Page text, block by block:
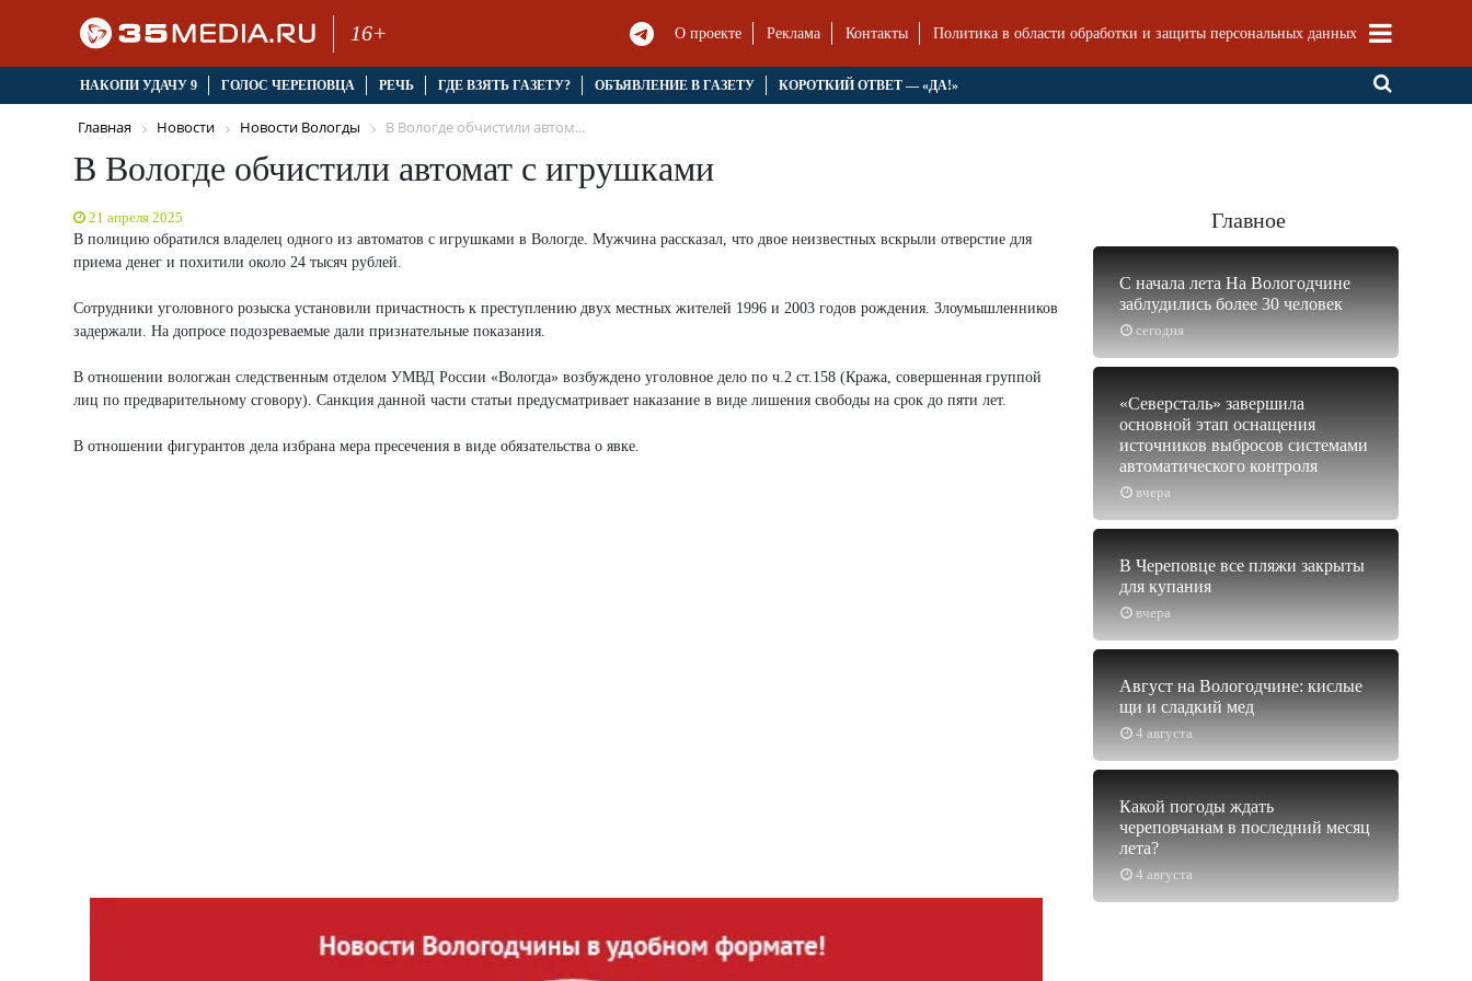
16+ О проекте Реклама Контакты Политика в области обработки и защиты персональных данных
НАКОПИ УДАЧУ 9 ГОЛОС ЧЕРЕПОВЦА РЕЧЬ ГДЕ ВЗЯТЬ ГАЗЕТУ? ОБЪЯВЛЕНИЕ В ГАЗЕТУ КОРОТКИЙ ОТВЕТ — «ДА!»
Главная Новости Новости Вологды В Вологде обчистили автом...
В Вологде обчистили автомат с игрушками
21 апреля 2025
В полицию обратился владелец одного из автоматов с игрушками в Вологде. Мужчина рассказал, что двое неизвестных вскрыли отверстие для
приема денег и похитили около 24 тысяч рублей.
Сотрудники уголовного розыска установили причастность к преступлению двух местных жителей 1996 и 2003 годов рождения. Злоумышленников
задержали. На допросе подозреваемые дали признательные показания.
В отношении вологжан следственным отделом УМВД России «Вологда» возбуждено уголовное дело по ч.2 ст.158 (Кража, совершенная группой
лиц по предварительному сговору). Санкция данной части статьи предусматривает наказание в виде лишения свободы на срок до пяти лет.
В отношении фигурантов дела избрана мера пресечения в виде обязательства о явке.
Главное
сегодня
С начала лета На Вологодчине
заблудились более 30 человек
вчера
«Северсталь» завершила
основной этап оснащения
источников выбросов системами
автоматического контроля
вчера
В Череповце все пляжи закрыты
для купания
4 августа
Август на Вологодчине: кислые
щи и сладкий мед
4 августа
Какой погоды ждать
череповчанам в последний месяц
лета?